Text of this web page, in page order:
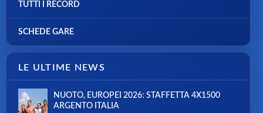
TUTTI I RECORD
SCHEDE GARE
LE ULTIME NEWS
NUOTO, EUROPEI 2026: STAFFETTA 4X1500
ARGENTO ITALIA